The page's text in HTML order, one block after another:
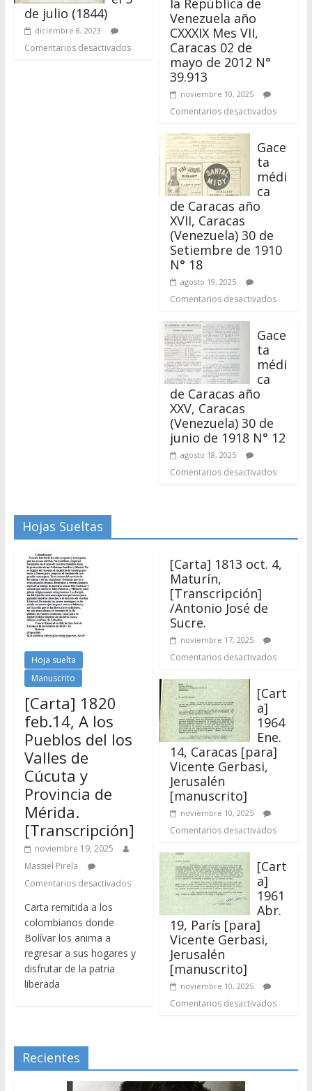
noviembre 10, 2025
Comentarios desactivados
Gace
médi
ca
de Caracas año
XVII, Caracas
(Venezuela) 30 de
Setiembre de 1910
N° 18
agosto 19, 2025
Comentarios desactivados
Gace
ca
de Caracas año
XXV, Caracas
(Venezuela) 30 de
junio de 1918 N° 12
agosto 18, 2025
Comentarios desactivados
Hoja suelta
Manuscrito
[Carta] 1820
feb.14, A los
Pueblos del los
Valles de
Cúcuta y
Provincia de
Mérida.
[Transcripción]
noviembre 19, 2025
Massiel Pirela
Comentarios desactivados
Carta remitida a los
colombianos donde
Bolívar los anima a
regresar a sus hogares y
disfrutar de la patria
[Carta] 1813 oct. 4,
Sucre.
Comentarios desactivados
[Cart
1964
Ene.
14, Caracas [para]
Vicente Gerbasi,
Jerusalén
[manuscrito]
noviembre 10, 2025
Comentarios desactivados
1961
Abr.
19, París [para]
Vicente Gerbasi,
Jerusalén
[manuscrito]
noviembre 10, 2025
Comentarios desactivados
Recientes